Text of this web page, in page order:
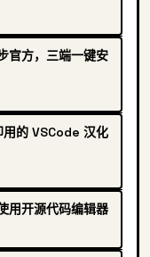
官方，三端一键安
的 VSCode 汉化
用开源代码编辑器